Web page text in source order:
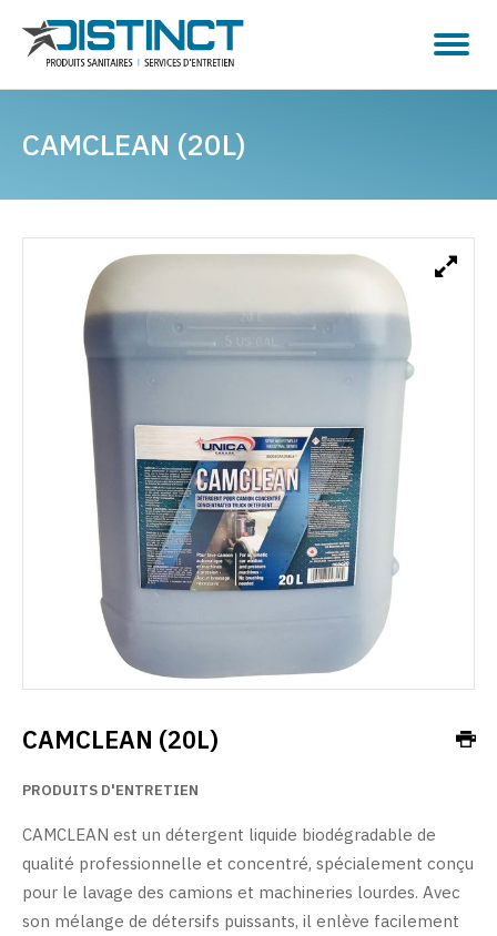
CAMCLEAN (20L)
CAMCLEAN (20L)
PRODUITS D'ENTRETIEN
CAMCLEAN est un détergent liquide biodégradable de
qualité professionnelle et concentré, spécialement conçu
pour le lavage des camions et machineries lourdes. Avec
son mélange de détersifs puissants, il enlève facilement